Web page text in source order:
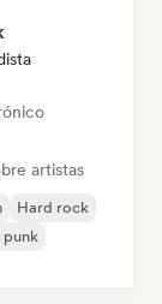
artistas
Hard rock
punk